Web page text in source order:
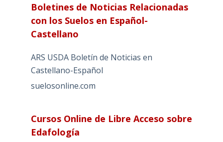
Boletines de Noticias Relacionadas
con los Suelos en Español-
Castellano
ARS USDA Boletín de Noticias en
Castellano-Español
suelosonline.com
Cursos Online de Libre Acceso sobre
Edafología